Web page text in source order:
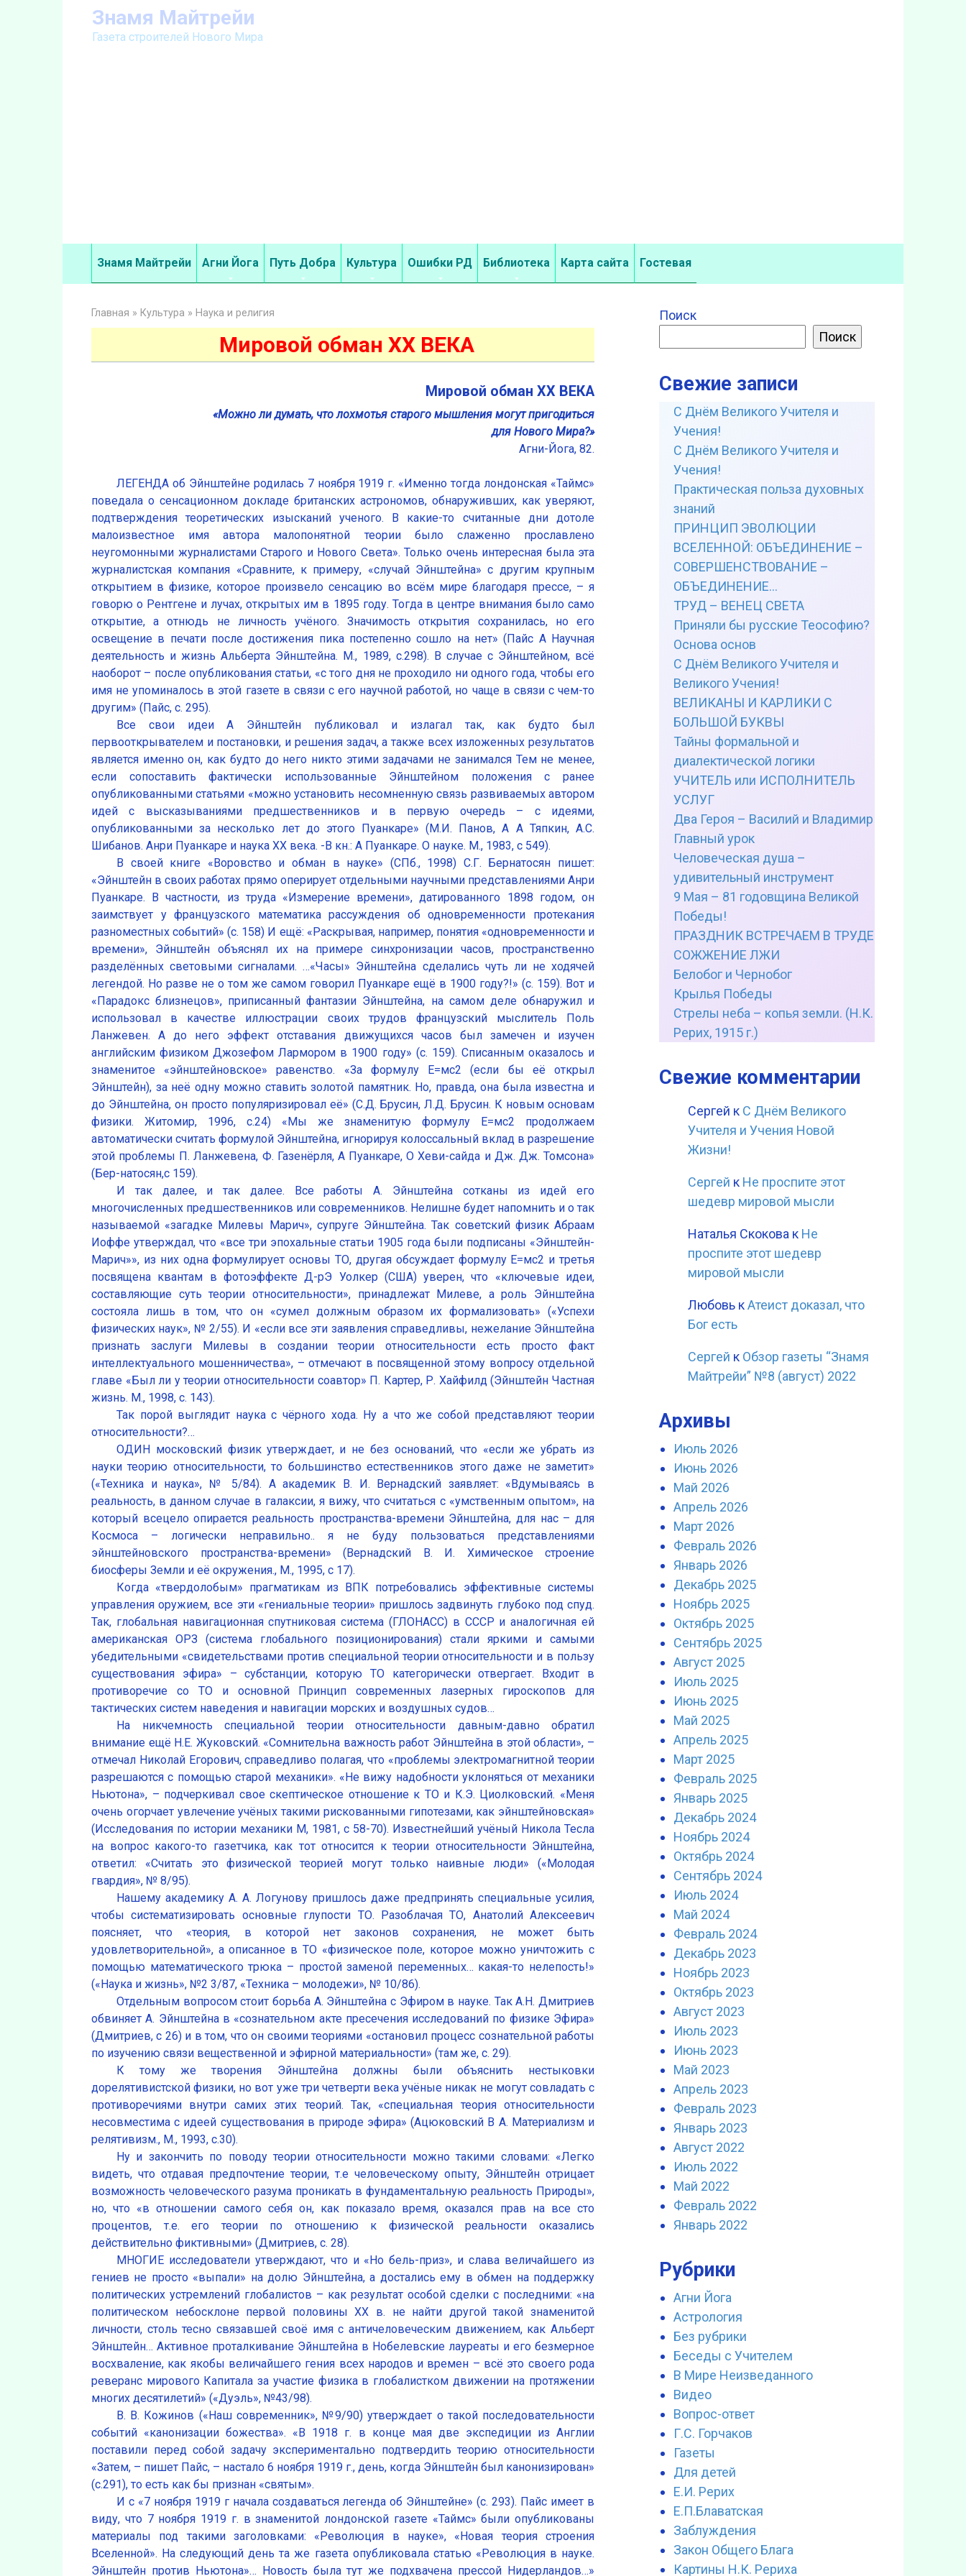
Знамя Майтрейи
Газета строителей Нового Мира
Знамя Майтрейи Агни Йога Путь Добра Культура Ошибки РД Библиотека Карта сайта Гостевая
Главная » Культура » Наука и религия
Мировой обман ХХ ВЕКА
Мировой обман ХХ ВЕКА
«Можно ли думать, что лохмотья старого мышления могут пригодиться
для Нового Мира?»
Агни-Йога, 82.
ЛЕГЕНДА об Эйнштейне родилась 7 ноября 1919 г. «Именно тогда лондонская «Таймс»
поведала о сенсационном докладе британских астрономов, обнаруживших, как уверяют,
подтверждения теоретических изысканий ученого. В какие-то считанные дни дотоле
малоизвестное имя автора малопонятной теории было слаженно прославлено
неугомонными журналистами Старого и Нового Света». Только очень интересная была эта
журналистская компания «Сравните, к примеру, «случай Эйнштейна» с другим крупным
открытием в физике, которое произвело сенсацию во всём мире благодаря прессе, – я
говорю о Рентгене и лучах, открытых им в 1895 году. Тогда в центре внимания было само
открытие, а отнюдь не личность учёного. Значимость открытия сохранилась, но его
освещение в печати после достижения пика постепенно сошло на нет» (Пайс А Научная
деятельность и жизнь Альберта Эйнштейна. М., 1989, с.298). В случае с Эйнштейном, всё
наоборот – после опубликования статьи, «с того дня не проходило ни одного года, чтобы его
имя не упоминалось в этой газете в связи с его научной работой, но чаще в связи с чем-то
другим» (Пайс, с. 295).
Все свои идеи А Эйнштейн публиковал и излагал так, как будто был
первооткрывателем и постановки, и решения задач, а также всех изложенных результатов
является именно он, как будто до него никто этими задачами не занимался Тем не менее,
если сопоставить фактически использованные Эйнштейном положения с ранее
опубликованными статьями «можно установить несомненную связь развиваемых автором
идей с высказываниями предшественников и в первую очередь – с идеями,
опубликованными за несколько лет до этого Пуанкаре» (М.И. Панов, А А Тяпкин, А.С.
Шибанов. Анри Пуанкаре и наука XX века. -В кн.: А Пуанкаре. О науке. М., 1983, с 549).
В своей книге «Воровство и обман в науке» (СПб., 1998) С.Г. Бернатосян пишет:
«Эйнштейн в своих работах прямо оперирует отдельными научными представлениями Анри
Пуанкаре. В частности, из труда «Измерение времени», датированного 1898 годом, он
заимствует у французского математика рассуждения об одновременности протекания
разноместных событий» (с. 158) И ещё: «Раскрывая, например, понятия «одновременности и
времени», Эйнштейн объяснял их на примере синхронизации часов, пространственно
разделённых световыми сигналами. …«Часы» Эйнштейна сделались чуть ли не ходячей
легендой. Но разве не о том же самом говорил Пуанкаре ещё в 1900 году?!» (с. 159). Вот и
«Парадокс близнецов», приписанный фантазии Эйнштейна, на самом деле обнаружил и
использовал в качестве иллюстрации своих трудов французский мыслитель Поль
Ланжевен. А до него эффект отставания движущихся часов был замечен и изучен
английским физиком Джозефом Лармором в 1900 году» (с. 159). Списанным оказалось и
знаменитое «эйнштейновское» равенство. «За формулу Е=мс2 (если бы её открыл
Эйнштейн), за неё одну можно ставить золотой памятник. Но, правда, она была известна и
до Эйнштейна, он просто популяризировал её» (С.Д. Брусин, Л.Д. Брусин. К новым основам
физики. Житомир, 1996, с.24) «Мы же знаменитую формулу Е=мс2 продолжаем
автоматически считать формулой Эйнштейна, игнорируя колоссальный вклад в разрешение
этой проблемы П. Ланжевена, Ф. Газенёрля, А Пуанкаре, О Хеви-сайда и Дж. Дж. Томсона»
(Бер-натосян,с 159).
И так далее, и так далее. Все работы А. Эйнштейна сотканы из идей его
многочисленных предшественников или современников. Нелишне будет напомнить и о так
называемой «загадке Милевы Марич», супруге Эйнштейна. Так советский физик Абраам
Иоффе утверждал, что «все три эпохальные статьи 1905 года были подписаны «Эйнштейн-
Марич»», из них одна формулирует основы ТО, другая обсуждает формулу Е=мс2 и третья
посвящена квантам в фотоэффекте Д-рЭ Уолкер (США) уверен, что «ключевые идеи,
составляющие суть теории относительности», принадлежат Милеве, а роль Эйнштейна
состояла лишь в том, что он «сумел должным образом их формализовать» («Успехи
физических наук», № 2/55). И «если все эти заявления справедливы, нежелание Эйнштейна
признать заслуги Милевы в создании теории относительности есть просто факт
интеллектуального мошенничества», – отмечают в посвященной этому вопросу отдельной
главе «Был ли у теории относительности соавтор» П. Картер, Р. Хайфилд (Эйнштейн Частная
жизнь. М., 1998, с. 143).
Так порой выглядит наука с чёрного хода. Ну а что же собой представляют теории
относительности?…
ОДИН московский физик утверждает, и не без оснований, что «если же убрать из
науки теорию относительности, то большинство естественников этого даже не заметит»
(«Техника и наука», № 5/84). А академик В. И. Вернадский заявляет: «Вдумываясь в
реальность, в данном случае в галаксии, я вижу, что считаться с «умственным опытом», на
который всецело опирается реальность пространства-времени Эйнштейна, для нас – для
Космоса – логически неправильно.. я не буду пользоваться представлениями
эйнштейновского пространства-времени» (Вернадский В. И. Химическое строение
биосферы Земли и её окружения., М., 1995, с 17).
Когда «твердолобым» прагматикам из ВПК потребовались эффективные системы
управления оружием, все эти «гениальные теории» пришлось задвинуть глубоко под спуд.
Так, глобальная навигационная спутниковая система (ГЛОНАСС) в СССР и аналогичная ей
американская ОРЗ (система глобального позиционирования) стали яркими и самыми
убедительными «свидетельствами против специальной теории относительности и в пользу
существования эфира» – субстанции, которую ТО категорически отвергает. Входит в
противоречие со ТО и основной Принцип современных лазерных гироскопов для
тактических систем наведения и навигации морских и воздушных судов…
На никчемность специальной теории относительности давным-давно обратил
внимание ещё Н.Е. Жуковский. «Сомнительна важность работ Эйнштейна в этой области», –
отмечал Николай Егорович, справедливо полагая, что «проблемы электромагнитной теории
разрешаются с помощью старой механики». «Не вижу надобности уклоняться от механики
Ньютона», – подчеркивал свое скептическое отношение к ТО и К.Э. Циолковский. «Меня
очень огорчает увлечение учёных такими рискованными гипотезами, как эйнштейновская»
(Исследования по истории механики М, 1981, с 58-70). Известнейший учёный Никола Тесла
на вопрос какого-то газетчика, как тот относится к теории относительности Эйнштейна,
ответил: «Считать это физической теорией могут только наивные люди» («Молодая
гвардия», № 8/95).
Нашему академику А. А. Логунову пришлось даже предпринять специальные усилия,
чтобы систематизировать основные глупости ТО. Разоблачая ТО, Анатолий Алексеевич
поясняет, что «теория, в которой нет законов сохранения, не может быть
удовлетворительной», а описанное в ТО «физическое поле, которое можно уничтожить с
помощью математического трюка – простой заменой переменных… какая-то нелепость!»
(«Наука и жизнь», №2 3/87, «Техника – молодежи», № 10/86).
Отдельным вопросом стоит борьба А. Эйнштейна с Эфиром в науке. Так А.Н. Дмитриев
обвиняет А. Эйнштейна в «сознательном акте пресечения исследований по физике Эфира»
(Дмитриев, с 26) и в том, что он своими теориями «остановил процесс сознательной работы
по изучению связи вещественной и эфирной материальности» (там же, с. 29).
К тому же творения Эйнштейна должны были объяснить нестыковки
дорелятивистской физики, но вот уже три четверти века учёные никак не могут совладать с
противоречиями внутри самих этих теорий. Так, «специальная теория относительности
несовместима с идеей существования в природе эфира» (Ацюковский В А. Материализм и
релятивизм., М., 1993, с.30).
Ну и закончить по поводу теории относительности можно такими словами: «Легко
видеть, что отдавая предпочтение теории, т.е человеческому опыту, Эйнштейн отрицает
возможность человеческого разума проникать в фундаментальную реальность Природы»,
но, что «в отношении самого себя он, как показало время, оказался прав на все сто
процентов, т.е. его теории по отношению к физической реальности оказались
действительно фиктивными» (Дмитриев, с. 28).
МНОГИЕ исследователи утверждают, что и «Но бель-приз», и слава величайшего из
гениев не просто «выпали» на долю Эйнштейна, а достались ему в обмен на поддержку
политических устремлений глобалистов – как результат особой сделки с последними: «на
политическом небосклоне первой половины XX в. не найти другой такой знаменитой
личности, столь тесно связавшей своё имя с античеловеческим движением, как Альберт
Эйнштейн… Активное проталкивание Эйнштейна в Нобелевские лауреаты и его безмерное
восхваление, как якобы величайшего гения всех народов и времен – всё это своего рода
реверанс мирового Капитала за участие физика в глобалистком движении на протяжении
многих десятилетий» («Дуэль», №43/98).
В. В. Кожинов («Наш современник», №9/90) утверждает о такой последовательности
событий «канонизации божества». «В 1918 г. в конце мая две экспедиции из Англии
поставили перед собой задачу экспериментально подтвердить теорию относительности
«Затем, – пишет Пайс, – настало 6 ноября 1919 г., день, когда Эйнштейн был канонизирован»
(с.291), то есть как бы признан «святым».
И с «7 ноября 1919 г начала создаваться легенда об Эйнштейне» (с. 293). Пайс имеет в
виду, что 7 ноября 1919 г. в знаменитой лондонской газете «Таймс» были опубликованы
материалы под такими заголовками: «Революция в науке», «Новая теория строения
Вселенной». На следующий день та же газета опубликовала статью «Революция в науке.
Эйнштейн против Ньютона»… Новость была тут же подхвачена прессой Нидерландов…»
Поиск
Поиск
Свежие записи
С Днём Великого Учителя и
Учения!
С Днём Великого Учителя и
Учения!
Практическая польза духовных
знаний
ПРИНЦИП ЭВОЛЮЦИИ
ВСЕЛЕННОЙ: ОБЪЕДИНЕНИЕ –
СОВЕРШЕНСТВОВАНИЕ –
ОБЪЕДИНЕНИЕ…
ТРУД – ВЕНЕЦ СВЕТА
Приняли бы русские Теософию?
Основа основ
С Днём Великого Учителя и
Великого Учения!
ВЕЛИКАНЫ И КАРЛИКИ С
БОЛЬШОЙ БУКВЫ
Тайны формальной и
диалектической логики
УЧИТЕЛЬ или ИСПОЛНИТЕЛЬ
УСЛУГ
Два Героя – Василий и Владимир
Главный урок
Человеческая душа –
удивительный инструмент
9 Мая – 81 годовщина Великой
Победы!
ПРАЗДНИК ВСТРЕЧАЕМ В ТРУДЕ
СОЖЖЕНИЕ ЛЖИ
Белобог и Чернобог
Крылья Победы
Стрелы неба – копья земли. (Н.К.
Рерих, 1915 г.)
Свежие комментарии
Сергей к С Днём Великого
Учителя и Учения Новой
Жизни!
Сергей к Не проспите этот
шедевр мировой мысли
Наталья Скокова к Не
проспите этот шедевр
мировой мысли
Любовь кАтеист доказал, что
Бог есть
Сергей к Обзор газеты “Знамя
Майтрейи” №8 (август) 2022
Архивы
Июль 2026
Июнь 2026
Май 2026
Апрель 2026
Март 2026
Февраль 2026
Январь 2026
Декабрь 2025
Ноябрь 2025
Октябрь 2025
Сентябрь 2025
Август 2025
Июль 2025
Июнь 2025
Май 2025
Апрель 2025
Март 2025
Февраль 2025
Январь 2025
Декабрь 2024
Ноябрь 2024
Октябрь 2024
Сентябрь 2024
Июль 2024
Май 2024
Февраль 2024
Декабрь 2023
Ноябрь 2023
Октябрь 2023
Август 2023
Июль 2023
Июнь 2023
Май 2023
Апрель 2023
Февраль 2023
Январь 2023
Август 2022
Июль 2022
Май 2022
Февраль 2022
Январь 2022
Рубрики
Агни Йога
Астрология
Без рубрики
Беседы с Учителем
В Мире Неизведанного
Видео
Вопрос-ответ
Г.С. Горчаков
Газеты
Для детей
Е.И. Рерих
Е.П.Блаватская
Заблуждения
Закон Общего Блага
Картины Н.К. Рериха